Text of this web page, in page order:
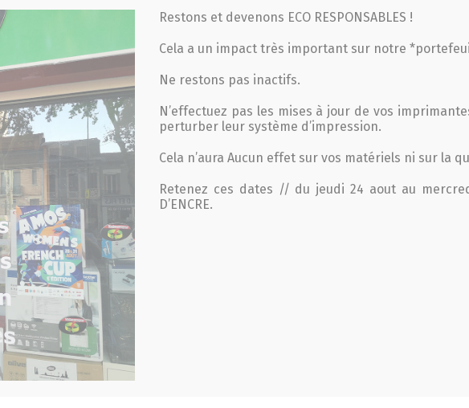
Restons et devenons ECO RESPONSABLES !
Cela a un impact très important sur notre
Ne restons pas inactifs.
N’effectuez pas les mises à jour de vos
perturber leur système d’impression.
Cela n’aura Aucun effet sur vos matériels ni sur la
Retenez ces dates // du jeudi 24 aout au
D’ENCRE.